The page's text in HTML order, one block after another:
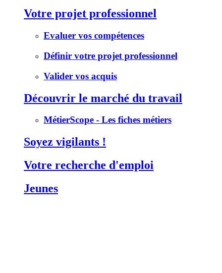
Votre projet professionnel
Evaluer vos compétences
Définir votre projet professionnel
Valider vos acquis
Découvrir le marché du travail
MétierScope - Les fiches métiers
Soyez vigilants !
Votre recherche d'emploi
Jeunes